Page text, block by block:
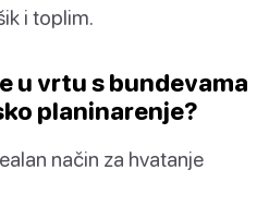
i toplim.
u vrtu s bundevama
planinarenje?
način za hvatanje